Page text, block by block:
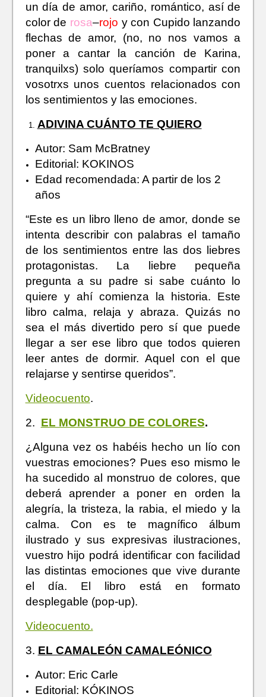
un día de amor, cariño, romántico, así de
color de rosa–rojo y con Cupido lanzando
flechas de amor, (no, no nos vamos a
poner a cantar la canción de Karina,
tranquilxs) solo queríamos compartir con
vosotrxs unos cuentos relacionados con
los sentimientos y las emociones.
ADIVINA CUÁNTO TE QUIERO
Autor: Sam McBratney
Editorial: KOKINOS
Edad recomendada: A partir de los 2
años
“Este es un libro lleno de amor, donde se
intenta describir con palabras el tamaño
de los sentimientos entre las dos liebres
protagonistas. La liebre pequeña
pregunta a su padre si sabe cuánto lo
quiere y ahí comienza la historia. Este
libro calma, relaja y abraza. Quizás no
sea el más divertido pero sí que puede
llegar a ser ese libro que todos quieren
leer antes de dormir. Aquel con el que
relajarse y sentirse queridos”.
Videocuento.
2. EL MONSTRUO DE COLORES.
¿Alguna vez os habéis hecho un lío con
vuestras emociones? Pues eso mismo le
ha sucedido al monstruo de colores, que
deberá aprender a poner en orden la
alegría, la tristeza, la rabia, el miedo y la
calma. Con es te magnífico álbum
ilustrado y sus expresivas ilustraciones,
vuestro hijo podrá identificar con facilidad
las distintas emociones que vive durante
el día. El libro está en formato
desplegable (pop-up).
Videocuento.
3. EL CAMALEÓN CAMALEÓNICO
Autor: Eric Carle
Editorial: KÓKINOS